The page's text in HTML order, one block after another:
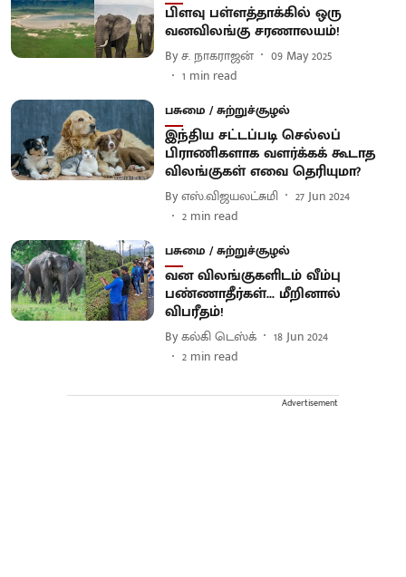
பிளவு பள்ளத்தாக்கில் ஒரு
வனவிலங்கு சரணாலயம்!
Byச. நாகராஜன்
09 May 2025
1 min read
பசுமை / சுற்றுச்சூழல்
இந்திய சட்டப்படி செல்லப்
பிராணிகளாக வளர்க்கக் கூடாத
விலங்குகள் எவை தெரியுமா?
Byஎஸ்.விஜயலட்சுமி
27 Jun 2024
2 min read
பசுமை / சுற்றுச்சூழல்
வன விலங்குகளிடம் வீம்பு
பண்ணாதீர்கள்... மீறினால்
விபரீதம்!
Byகல்கி டெஸ்க்
18 Jun 2024
2 min read
Advertisement